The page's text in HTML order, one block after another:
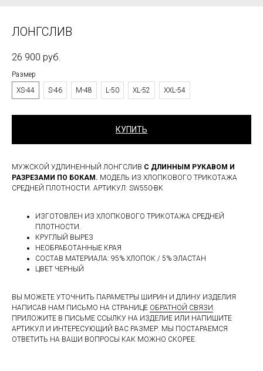
ЛОНГСЛИВ
26 900 руб.
Размер
XS-44
S-46 M-48 L-50 XL-52 XXL-54
КУПИТЬ
МУЖСКОЙ УДЛИНЕННЫЙ ЛОНГСЛИВ С ДЛИННЫМ РУКАВОМ И
РАЗРЕЗАМИ ПО БОКАМ. МОДЕЛЬ ИЗ ХЛОПКОВОГО ТРИКОТАЖА
СРЕДНЕЙ ПЛОТНОСТИ. АРТИКУЛ: SW550-BK
ИЗГОТОВЛЕН ИЗ ХЛОПКОВОГО ТРИКОТАЖА СРЕДНЕЙ
ПЛОТНОСТИ.
КРУГЛЫЙ ВЫРЕЗ
НЕОБРАБОТАННЫЕ КРАЯ
СОСТАВ МАТЕРИАЛА: 95% ХЛОПОК / 5% ЭЛАСТАН
ЦВЕТ ЧЕРНЫЙ
ВЫ МОЖЕТЕ УТОЧНИТЬ ПАРАМЕТРЫ ШИРИН И ДЛИНУ ИЗДЕЛИЯ
НАПИСАВ НАМ ПИСЬМО НА СТРАНИЦЕ ОБРАТНОЙ СВЯЗИ.
ПРИЛОЖИТЕ В ПИСЬМЕ ССЫЛКУ НА ИЗДЕЛИЕ ИЛИ НАПИШИТЕ
АРТИКУЛ И ИНТЕРЕСУЮЩИЙ ВАС РАЗМЕР. МЫ ПОСТАРАЕМСЯ
ОТВЕТИТЬ НА ВАШИ ВОПРОСЫ КАК МОЖНО СКОРЕЕ.